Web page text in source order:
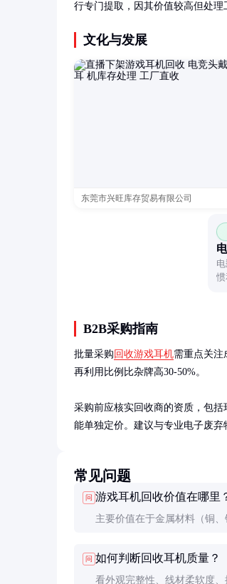
行专门提取，因其价值较高但处理
文化与发展
东莞市兴旺库存贸易有限公司
B2B采购指南
批量采购 回收游戏耳机需重点关注
再利用比例比杂牌高30-50%。
采购前应核实回收商的资质，包
能单独定价。建议与专业电子废弃
常见问题
问 游戏耳机回收价值在哪里
主要价值在于金属材料（铜
是带有金属结构的型号。
问 如何判断回收耳机质量？
看外观完整性、线材柔软度